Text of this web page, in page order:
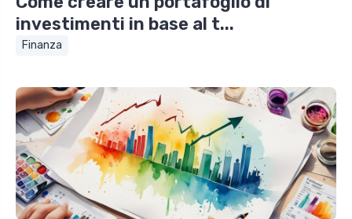
investimenti in base al t...
Finanza